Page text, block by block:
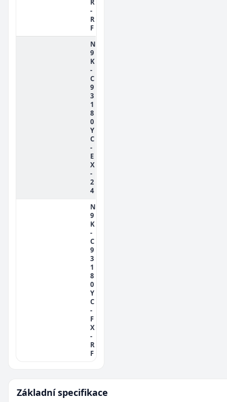
R
-
R
F
N
9
K
-
C
9
3
1
8
0
Y
C
-
E
X
-
2
4
N
9
K
-
C
9
3
1
8
0
Y
C
-
F
X
-
R
F
Základní specifikace